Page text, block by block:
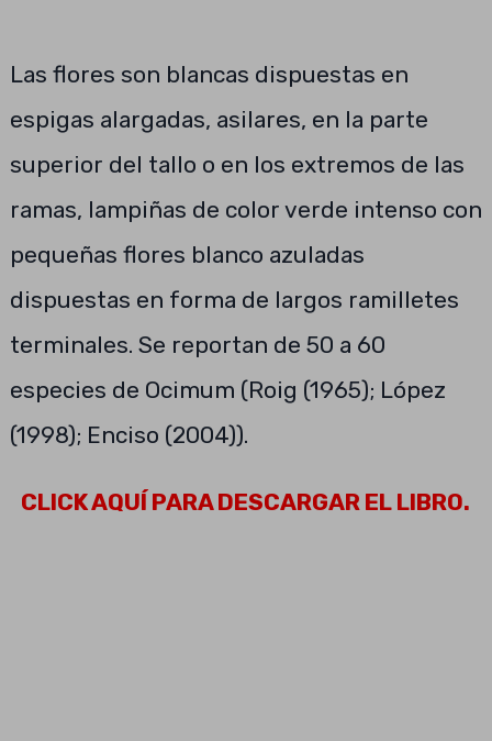
Las flores son blancas dispuestas en
espigas alargadas, asilares, en la parte
superior del tallo o en los extremos de las
ramas, lampiñas de color verde intenso con
pequeñas flores blanco azuladas
dispuestas en forma de largos ramilletes
terminales. Se reportan de 50 a 60
especies de Ocimum (Roig (1965); López
(1998); Enciso (2004)).
CLICK AQUÍ PARA DESCARGAR EL LIBRO.